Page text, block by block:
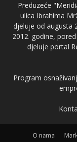
Preduzeće
ulica Ibrahima
djeluje od augusta
2012. godine,
djeluje portal
Program
O nama